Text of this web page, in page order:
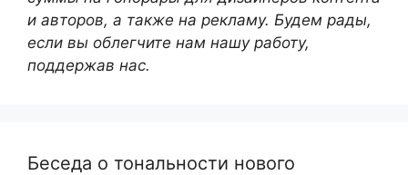
и авторов, а также на рекламу. Будем рады,
если вы облегчите нам нашу работу,
поддержав нас.
Беседа о тональности нового